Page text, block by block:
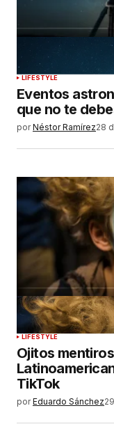
LIFESTYLE
Eventos
que no te
por Néstor Ramírez28
LIFESTYLE
Ojitos
TikTok
por Eduardo Sánchez